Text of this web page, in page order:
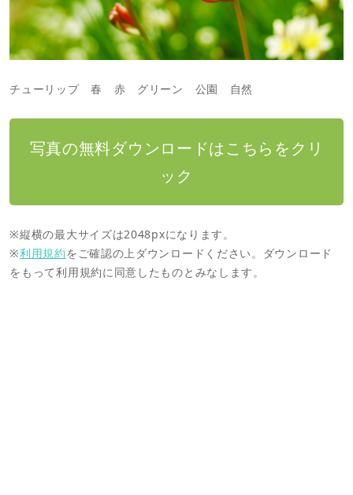
チューリップ 春 赤 グリーン 公園 自然
写真の無料ダウンロードはこちらをクリ
ック
※縦横の最大サイズは2048pxになります。
※利用規約をご確認の上ダウンロードください。ダウンロード
をもって利用規約に同意したものとみなします。